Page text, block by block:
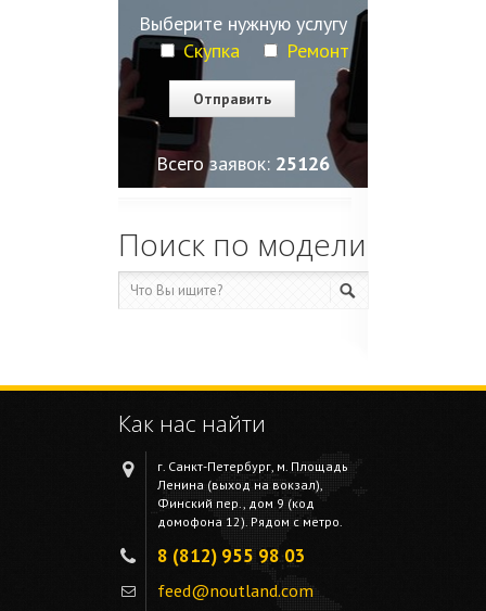
Выберите нужную услугу
Скупка
Ремонт
Всего заявок: 25127
Поиск по модели
Как нас найти
г. Санкт-Петербург, м. Площадь
Ленина (выход на вокзал),
Финский пер., дом 9 (код
домофона 12). Рядом с метро.
8 (812) 955 98 03
feed@noutland.com